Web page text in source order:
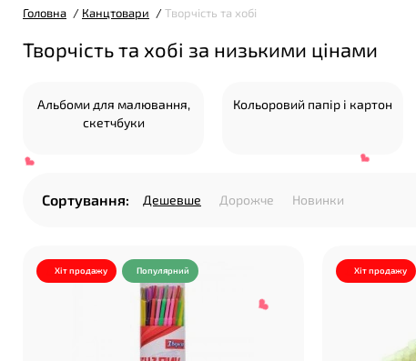
Головна Канцтовари Творчість та хобі
Творчість та хобі за низькими цінами
Альбоми для малювання,
скетчбуки
Кольоровий папір і картон
Сортування: Дешевше Дорожче Новинки
Хіт продажу Популярний Хіт продажу